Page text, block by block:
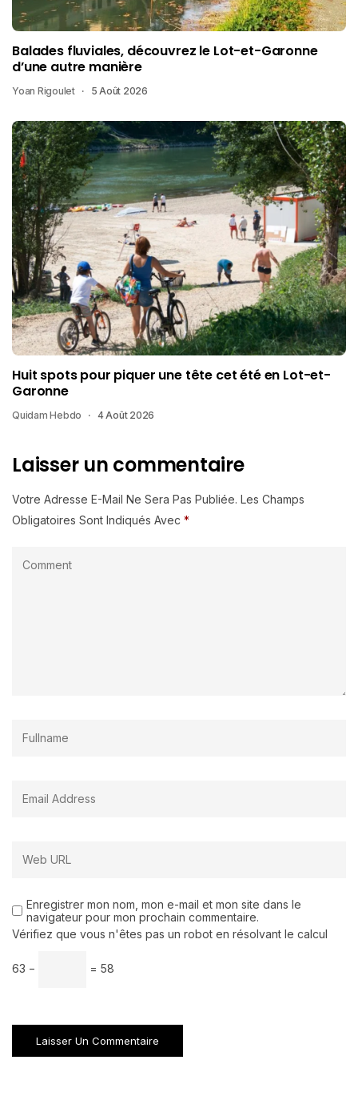
Balades fluviales, découvrez le Lot-et-Garonne
d’une autre manière
Yoan Rigoulet 5 Août 2026
Huit spots pour piquer une tête cet été en Lot-et-
Garonne
Quidam Hebdo 4 Août 2026
Laisser un commentaire
Votre Adresse E-Mail Ne Sera Pas Publiée. Les Champs
Obligatoires Sont Indiqués Avec *
Enregistrer mon nom, mon e-mail et mon site dans le
navigateur pour mon prochain commentaire.
Vérifiez que vous n'êtes pas un robot en résolvant le calcul
63 − = 58